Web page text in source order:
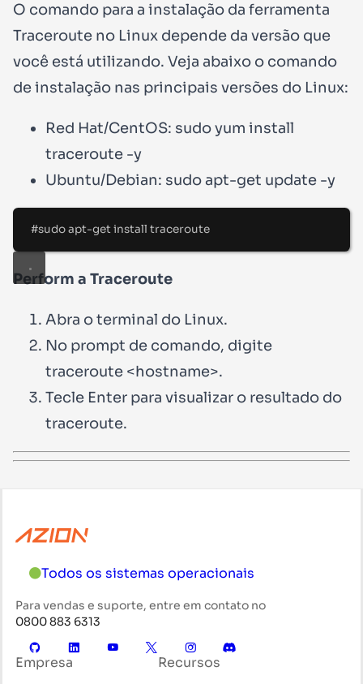
O comando para a instalação da ferramenta
Traceroute no Linux depende da versão que
você está utilizando. Veja abaixo o comando
de instalação nas principais versões do Linux:
Red Hat/CentOS: sudo yum install
traceroute -y
Ubuntu/Debian: sudo apt-get update -y
#sudo apt-get install traceroute
Perform a Traceroute
Abra o terminal do Linux.
No prompt de comando, digite
traceroute <hostname>.
Tecle Enter para visualizar o resultado do
traceroute.
Todos os sistemas operacionais
Para vendas e suporte, entre em contato no
0800 883 6313
Empresa Recursos